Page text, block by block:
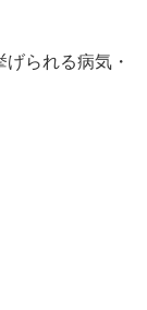
られる病気・